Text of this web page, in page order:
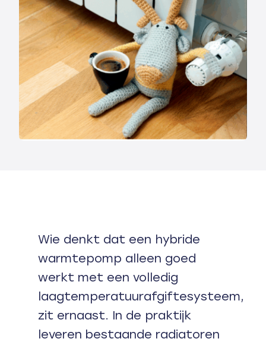
Wie denkt dat een hybride
warmtepomp alleen goed
werkt met een volledig
laagtemperatuurafgiftesysteem,
zit ernaast. In de praktijk
leveren bestaande radiatoren